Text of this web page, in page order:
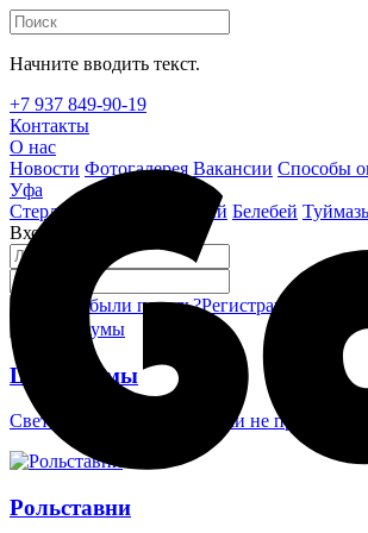
Начните вводить текст.
+7 937 849-90-19
Контакты
О нас
Новости Фотогалерея Вакансии Способы
Уфа
Стерлитамак
Октябрьский Белебей
Вход на сайт
Забыли пароль?Регистрация
Шлагбаумы
Светоотражающие наклейки не проглядеть
Рольставни